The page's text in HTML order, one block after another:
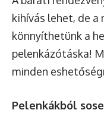
kihívás lehet, de
könnyíthetünk a
pelenkázótáska!
minden
Pelenkákból